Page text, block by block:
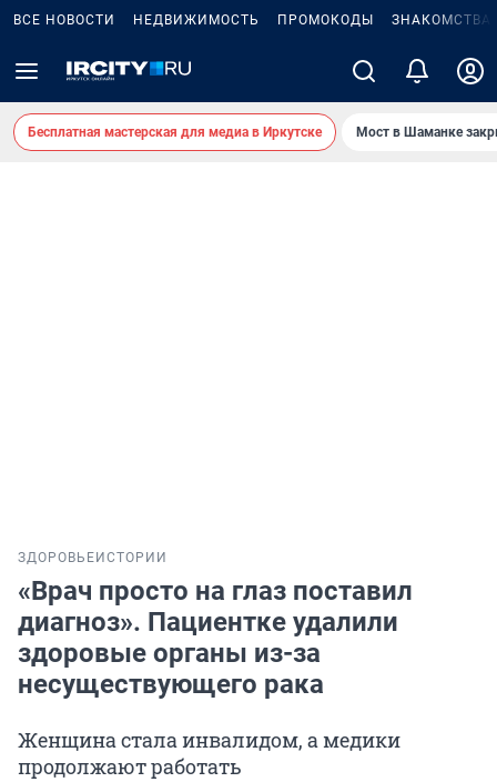
ВСЕ НОВОСТИ НЕДВИЖИМОСТЬ ПРОМОКОДЫ ЗНАКОМСТВА
Бесплатная мастерская для медиа в Иркутске Мост в Шаманке
ЗДОРОВЬЕ ИСТОРИИ
«Врач просто на глаз поставил
диагноз». Пациентке удалили
здоровые органы из-за
несуществующего рака
Женщина стала инвалидом, а медики
продолжают работать